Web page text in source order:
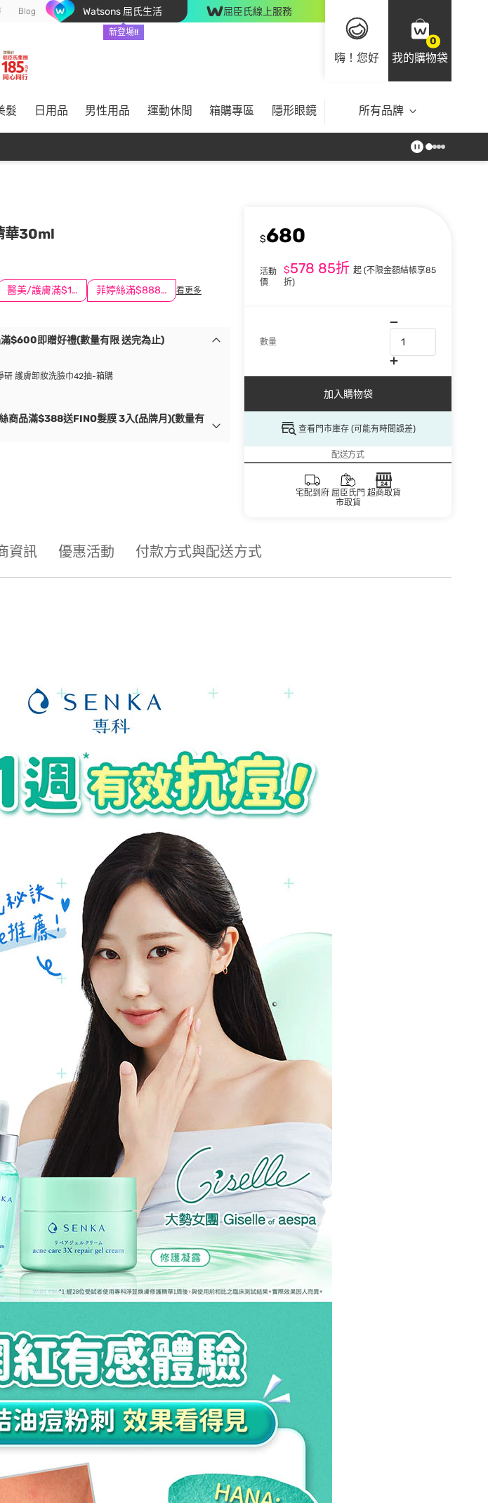
Blog Watsons 屈氏生活
新登場!!
屈臣氏線上服務
嗨！您好
0
我的購物袋
髮 日用品 男性用品 運動休閒 箱購專區 隱形眼鏡 所有品牌
華30ml
醫美/護膚滿$1200送$200 菲婷絲滿$888折$88 看更多
$680
活動
價
$578 85折 起 (不限金額結帳享85
折)
數量
加入購物袋
查看門市庫存 (可能有時間誤差)
配送方式
宅配到府 屈臣氏門
市取貨
超商取貨
$600即贈好禮(數量有限 送完為止)
研 護膚卸妝洗臉巾42抽-箱購
商品滿$388送FINO髮膜 3入(品牌月)(數量有
資訊 優惠活動 付款方式與配送方式